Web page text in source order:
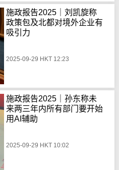
施政报告2025｜刘凯旋称
政策包及北都对境外企业有
吸引力
2025-09-29 HKT 12:23
施政报告2025｜孙东称未
来两三年内所有部门要开始
用AI辅助
2025-09-29 HKT 10:02